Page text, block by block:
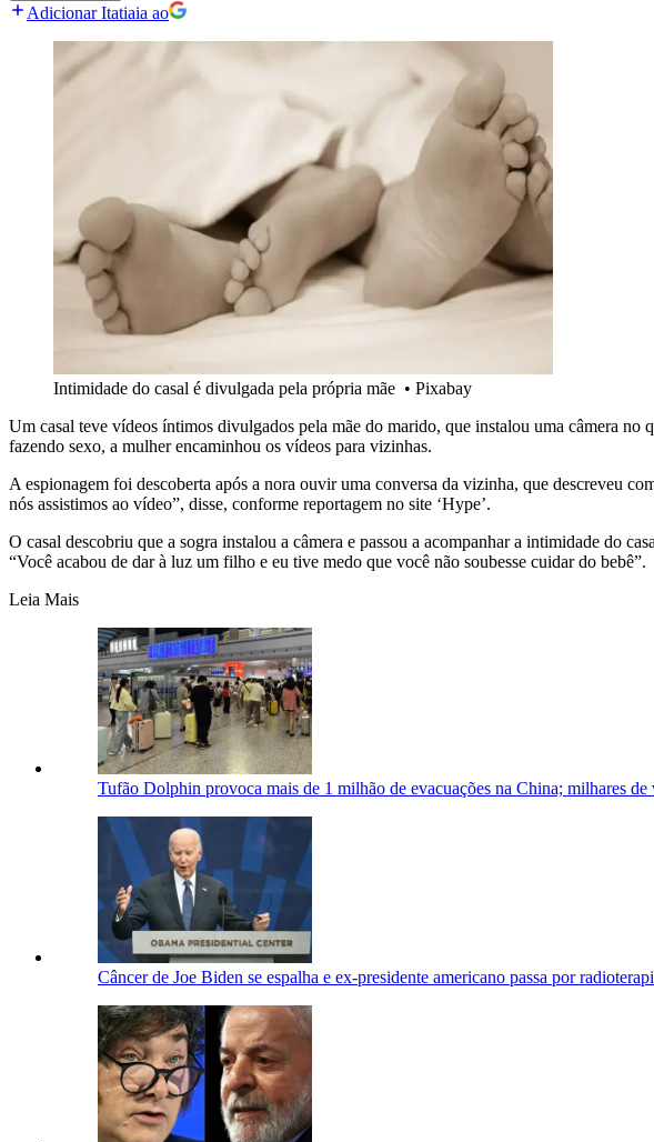
Adicionar Itatiaia ao
Intimidade do casal é divulgada pela própria mãe • Pixabay
Um casal teve vídeos íntimos divulgados pela mãe do marido, que instalou uma câmera
fazendo sexo, a mulher encaminhou os vídeos para vizinhas.
A espionagem foi descoberta após a nora ouvir uma conversa da vizinha, que descreveu
nós assistimos ao vídeo”, disse, conforme reportagem no site ‘Hype’.
O casal descobriu que a sogra instalou a câmera e passou a acompanhar a intimidade do
“Você acabou de dar à luz um filho e eu tive medo que você não soubesse cuidar do bebê”.
Leia Mais
Tufão Dolphin provoca mais de 1 milhão de evacuações na China; milhares de
Câncer de Joe Biden se espalha e ex-presidente americano passa por